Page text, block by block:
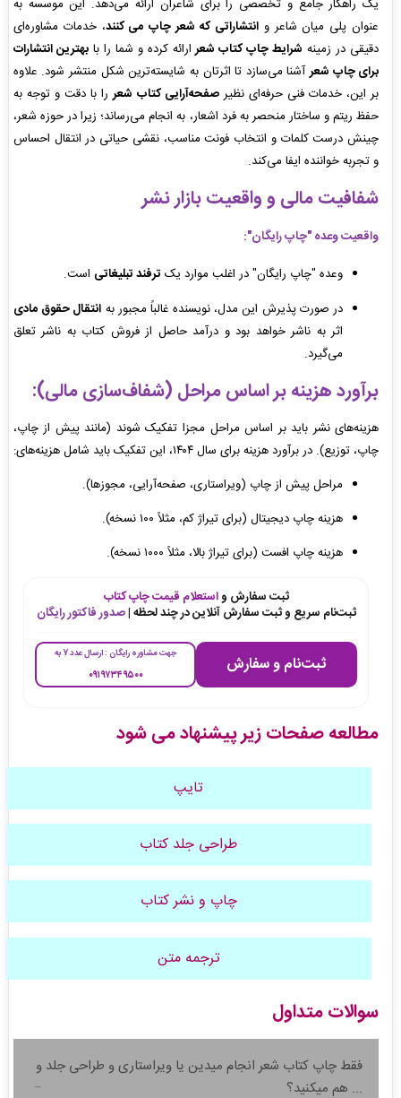
یک راهکار جامع و تخصصی را برای شاعران ارائه می‌دهد. این موسسه به
عنوان پلی میان شاعر وانتشاراتی که شعر چاپ می کنند، خدمات مشاوره‌ای
دقیقی در زمینه شرایط چاپ کتاب شعرارائه کرده و شما را بابهترین انتشارات
برای چاپ شعرآشنا می‌سازد تا اثرتان به شایسته‌ترین شکل منتشر شود. علاوه
بر این، خدمات فنی حرفه‌ای نظیرصفحه‌آرایی کتاب شعررا با دقت و توجه به
حفظ ریتم و ساختار منحصر به فرد اشعار، به انجام می‌رساند؛ زیرا در حوزه شعر،
چینش درست کلمات و انتخاب فونت مناسب، نقشی حیاتی در انتقال احساس
و تجربه خواننده ایفا می‌کند.
شفافیت مالی و واقعیت بازار نشر
واقعیت وعده "چاپ رایگان":
وعده "چاپ رایگان" در اغلب موارد یک ترفند تبلیغاتی است.
در صورت پذیرش این مدل، نویسنده غالباً مجبور به انتقال حقوق مادی
اثر به ناشر خواهد بود و درآمد حاصل از فروش کتاب به ناشر تعلق
می‌گیرد.
برآورد هزینه بر اساس مراحل (شفاف‌سازی مالی):
هزینه‌های نشر باید بر اساس مراحل مجزا تفکیک شوند (مانند پیش از چاپ،
چاپ، توزیع). در برآورد هزینه برای سال ۱۴۰۴، این تفکیک باید شامل هزینه‌های:
مراحل پیش از چاپ (ویراستاری، صفحه‌آرایی، مجوزها).
هزینه چاپ دیجیتال (برای تیراژ کم، مثلاً ۱۰۰ نسخه).
هزینه چاپ افست (برای تیراژ بالا، مثلاً ۱۰۰۰ نسخه).
ثبت سفارش واستعلام قیمت چاپ کتاب
ثبت‌نام سریع و ثبت سفارش آنلاین در چند لحظه |صدور فاکتور رایگان
ثبت‌نام و سفارش جهت مشاوره رایگان : ارسال عدد 7 به
۰۹۱۹۷۳۴۹۵۰۰
مطالعه صفحات زیر پیشنهاد می شود
تایپ
طراحی جلد کتاب
چاپ و نشر کتاب
ترجمه متن
سوالات متداول
فقط چاپ کتاب شعر انجام میدین یا ویراستاری و طراحی جلد و
... هم میکنید؟